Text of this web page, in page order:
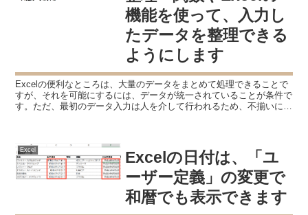
機能を使って、入力し
たデータを整理できる
ようにします
Excelの便利なところは、大量のデータをまとめて処理できることで
すが、それを可能にするには、データが統一されていることが条件で
す。ただ、最初のデータ入力は人を介して行われるため、不揃いにな
Excel
Excelの日付は、「ユ
ーザー定義」の変更で
和暦でも表示できます